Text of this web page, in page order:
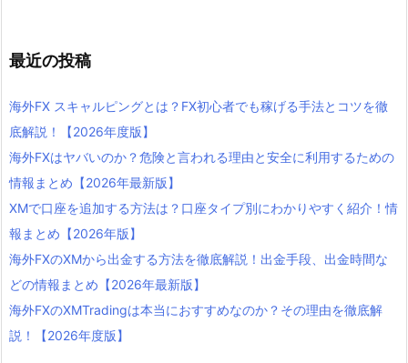
最近の投稿
海外FX スキャルピングとは？FX初心者でも稼げる手法とコツを徹
底解説！【2026年度版】
海外FXはヤバいのか？危険と言われる理由と安全に利用するための
情報まとめ【2026年最新版】
XMで口座を追加する方法は？口座タイプ別にわかりやすく紹介！情
報まとめ【2026年版】
海外FXのXMから出金する方法を徹底解説！出金手段、出金時間な
どの情報まとめ【2026年最新版】
海外FXのXMTradingは本当におすすめなのか？その理由を徹底解
説！【2026年度版】